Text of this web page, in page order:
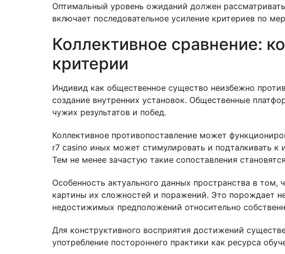
Оптимальный уровень ожиданий должен
включает последовательное усиление критериев по
Коллективное сравнение:
критерии
Индивид как общественное существо неизбежно
создание внутренних установок. Общественные
чужих результатов и побед.
Коллективное противопоставление может
r7 casino иных может стимулировать и подталкивать
Тем не менее зачастую такие сопоставления
Особенность актуального данных пространства в
картины их сложностей и поражений. Это порождает
недостижимых предположений относительно
Для конструктивного восприятия достижений
употребление постороннего практики как ресурса